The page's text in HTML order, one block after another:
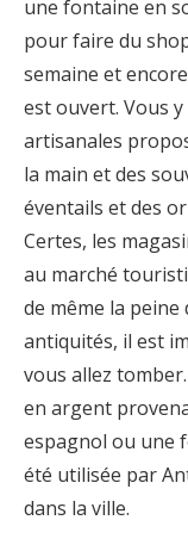
une fontaine en
pour faire du
semaine et
est ouvert. Vous
artisanales
la main et des
éventails et des
Certes, les
au marché
de même la peine
antiquités, il est
vous allez
en argent
espagnol ou une
été utilisée par
dans la ville.